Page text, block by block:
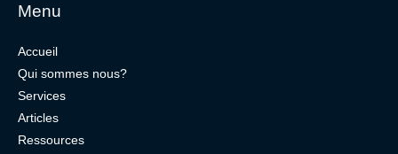
Menu
Accueil
Qui sommes nous?
Services
Articles
Ressources